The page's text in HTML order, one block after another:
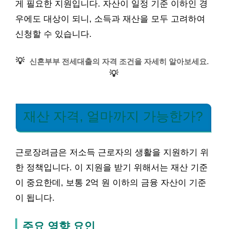
게 필요한 지원입니다. 자산이 일정 기준 이하인 경
우에도 대상이 되니, 소득과 재산을 모두 고려하여
신청할 수 있습니다.
💡 신혼부부 전세대출의 자격 조건을 자세히 알아보세요.
💡
재산 자격, 얼마까지 가능한가?
근로장려금은 저소득 근로자의 생활을 지원하기 위
한 정책입니다. 이 지원을 받기 위해서는 재산 기준
이 중요한데, 보통 2억 원 이하의 금융 자산이 기준
이 됩니다.
주요 영향 요인